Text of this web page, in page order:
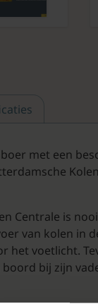
met een
Centrale is
van kolen in
het voetlicht.
bij zijn